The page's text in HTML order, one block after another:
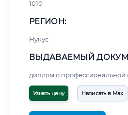
1010
РЕГИОН:
Нукус
ВЫДАВАЕМЫЙ
диплом о профессиональной
Узнать цену Написать в Max